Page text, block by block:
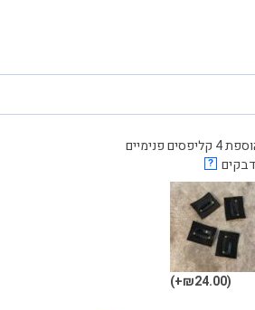
הוספת 4 קליפסים פנימיים
?
(₪24.00+)